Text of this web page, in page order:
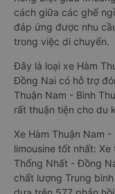
cách giữa các ghế
đáp ứng được nhu
trong việc di chuyển.
Đây là loại xe Hàm
Đồng Nai có hỗ trợ
Thuận Nam - Bình
rất thuận tiện cho du
Xe Hàm Thuận Nam
limousine tốt nhất:
Thống Nhất - Đồng
chất lượng Trung